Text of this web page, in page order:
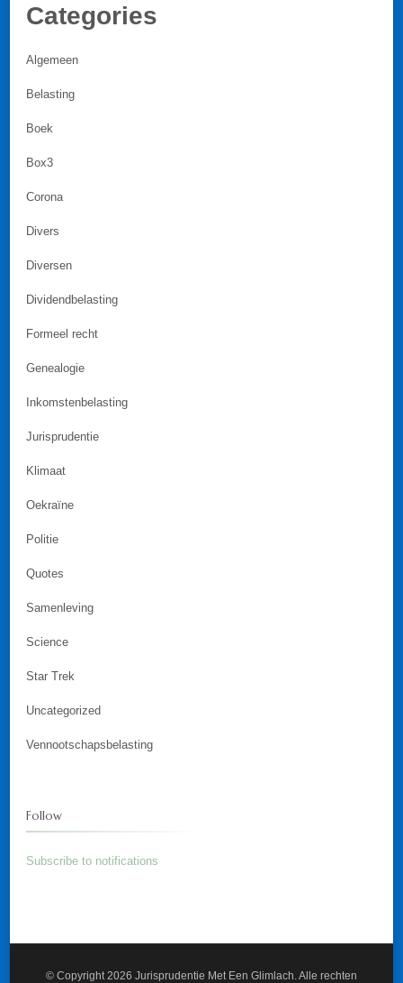
Categories
Algemeen
Belasting
Boek
Box3
Corona
Divers
Diversen
Dividendbelasting
Formeel recht
Genealogie
Inkomstenbelasting
Jurisprudentie
Klimaat
Oekraïne
Politie
Quotes
Samenleving
Science
Star Trek
Uncategorized
Vennootschapsbelasting
Follow
Subscribe to notifications
© Copyright 2026 Jurisprudentie Met Een Glimlach . Alle rechten